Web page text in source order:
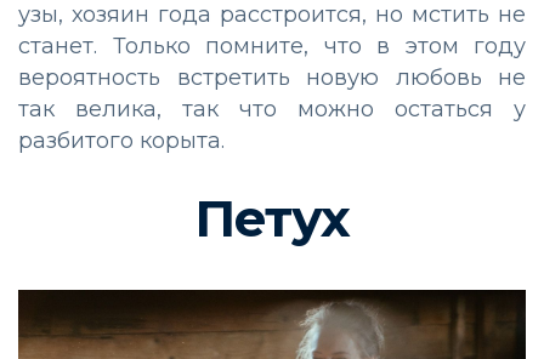
узы, хозяин года расстроится, но мстить не
станет. Только помните, что в этом году
вероятность встретить новую любовь не
так велика, так что можно остаться у
разбитого корыта.
Петух